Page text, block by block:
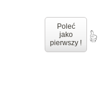
Poleć
jako
pierwszy !